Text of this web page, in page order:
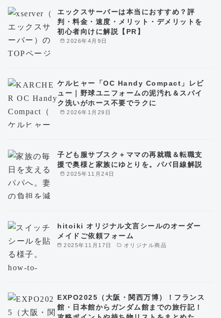
2026年4月9日
エックスサーバーは本当におすすめ？評
判・料金・速度・メリット・デメリットを
初心者向けに解説【PR】
2026年1月29日
ケルヒャー「OC Handy Compact」レビ
ュー｜野球ユニフォームの泥汚れ＆スパイ
ク洗いがホース不要でラクに
2025年11月24日
子ども服サブスク＋ママの再就職＆転職支
援で奥様と家族にゆとりを。パパ目線解説
2025年11月17日 オリジナル商品
hitoiki オリジナル文言シールのオーダー
メイドご依頼フォーム
EXPO2025（大阪・関西万博）！フランス
館・日本館からガンダム館までの旅行記！